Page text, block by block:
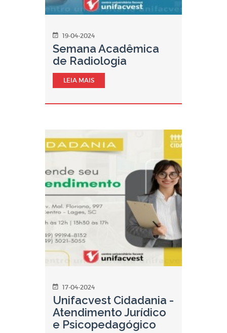
19-04-2024
Semana Acadêmica
de Radiologia
LEIA MAIS
17-04-2024
Unifacvest Cidadania -
Atendimento Jurídico
e Psicopedagógico